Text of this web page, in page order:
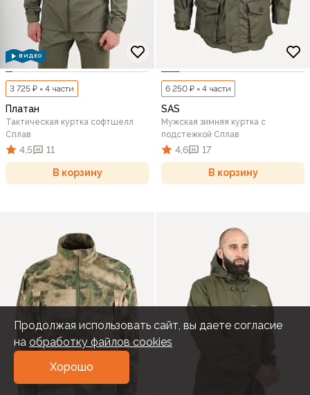
ВИДЕО
3 725 ₽ × 4 части
Платан
Тактическая куртка софтшелл
Сплав
4,5 11
В корзину
6 250 ₽ × 4 части
SAS
Мужская зимняя куртка с
подстежкой Сплав
4,6 17
В корзину
Продолжая использовать сайт, вы даете согласие
на обработку файлов cookies
Хорошо